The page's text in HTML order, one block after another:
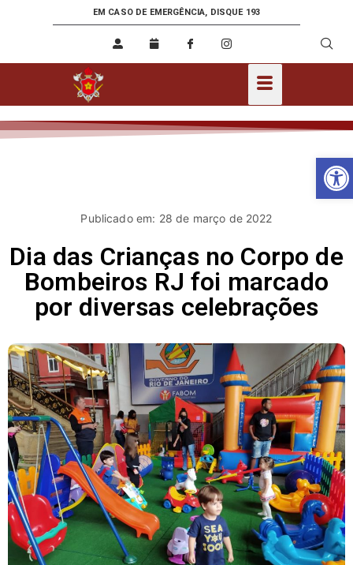
EM CASO DE EMERGÊNCIA, DISQUE 193
Publicado em: 28 de março de 2022
Dia das Crianças no Corpo de
Bombeiros RJ foi marcado
por diversas celebrações